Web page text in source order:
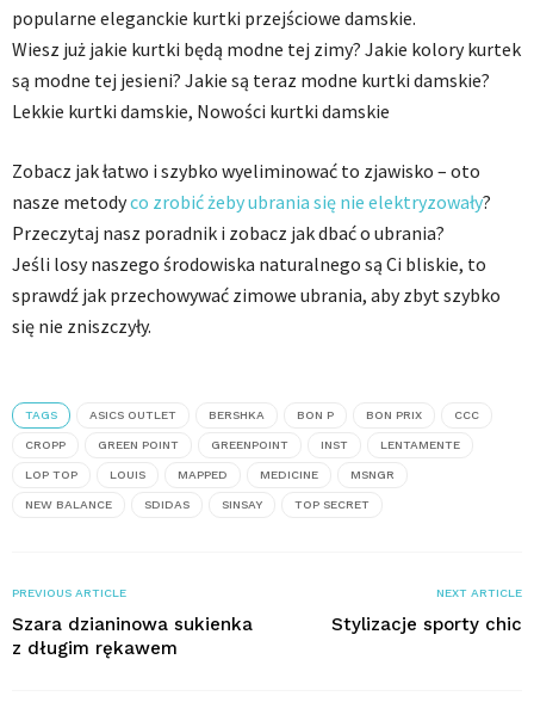
popularne eleganckie kurtki przejściowe damskie.
Wiesz już jakie kurtki będą modne tej zimy? Jakie kolory kurtek
są modne tej jesieni? Jakie są teraz modne kurtki damskie?
Lekkie kurtki damskie, Nowości kurtki damskie
Zobacz jak łatwo i szybko wyeliminować to zjawisko – oto
nasze metodyco zrobić żeby ubrania się nie elektryzowały?
Przeczytaj nasz poradnik i zobacz jak dbać o ubrania?
Jeśli losy naszego środowiska naturalnego są Ci bliskie, to
sprawdź jak przechowywać zimowe ubrania, aby zbyt szybko
się nie zniszczyły.
TAGS ASICS OUTLET BERSHKA BON P BON PRIX CCC
CROPP GREEN POINT GREENPOINT INST LENTAMENTE
LOP TOP LOUIS MAPPED MEDICINE MSNGR
NEW BALANCE SDIDAS SINSAY TOP SECRET
PREVIOUS ARTICLE
Szara dzianinowa sukienka
z długim rękawem
NEXT ARTICLE
Stylizacje sporty chic